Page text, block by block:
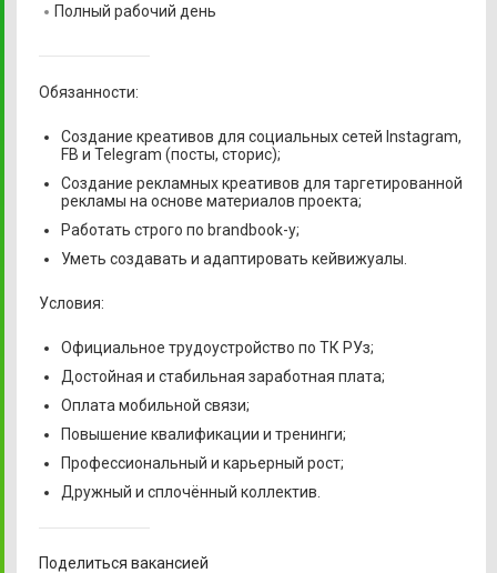
Полный рабочий день
Обязанности:
Создание креативов для социальных сетей Instagram,
FB и Telegram (посты, сторис);
Создание рекламных креативов для таргетированной
рекламы на основе материалов проекта;
Работать строго по brandbook-у;
Уметь создавать и адаптировать кейвижуалы.
Условия:
Официальное трудоустройство по ТК РУз;
Достойная и стабильная заработная плата;
Оплата мобильной связи;
Повышение квалификации и тренинги;
Профессиональный и карьерный рост;
Дружный и сплочённый коллектив.
Поделиться вакансией